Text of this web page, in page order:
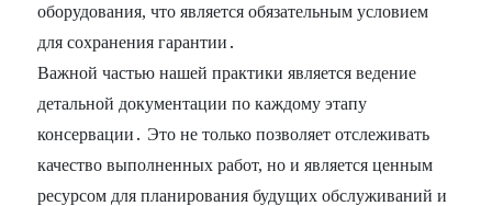
оборудования, что является обязательным условием
для сохранения гарантии․
Важной частью нашей практики является ведение
детальной документации по каждому этапу
консервации․ Это не только позволяет отслеживать
качество выполненных работ, но и является ценным
ресурсом для планирования будущих обслуживаний и